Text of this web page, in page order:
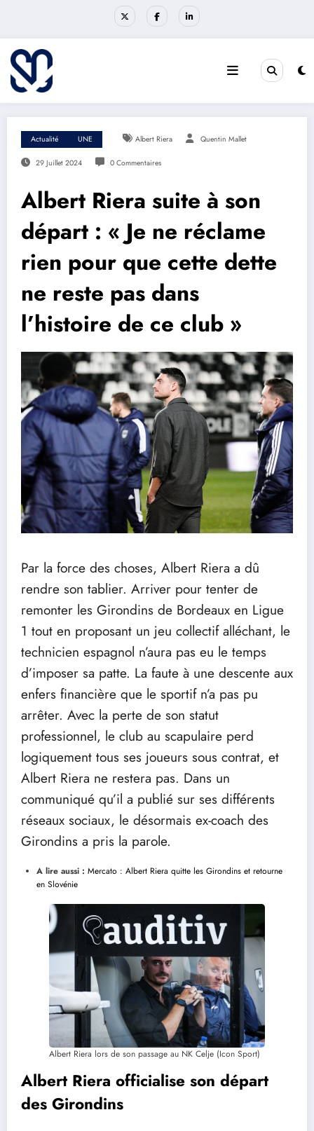
Actualité UNE Albert Riera Quentin Mallet
29 Juillet 2024 0 Commentaires
Albert Riera suite à son
départ : « Je ne réclame
rien pour que cette dette
ne reste pas dans
l’histoire de ce club »
Par la force des choses, Albert Riera a dû
rendre son tablier. Arriver pour tenter de
remonter les Girondins de Bordeaux en Ligue
1 tout en proposant un jeu collectif alléchant, le
technicien espagnol n’aura pas eu le temps
d’imposer sa patte. La faute à une descente aux
enfers financière que le sportif n’a pas pu
arrêter. Avec la perte de son statut
professionnel, le club au scapulaire perd
logiquement tous ses joueurs sous contrat, et
Albert Riera ne restera pas. Dans un
communiqué qu’il a publié sur ses différents
réseaux sociaux, le désormais ex-coach des
Girondins a pris la parole.
A lire aussi : Mercato : Albert Riera quitte les Girondins et retourne
en Slovénie
Albert Riera lors de son passage au NK Celje (Icon Sport)
Albert Riera officialise son départ
des Girondins